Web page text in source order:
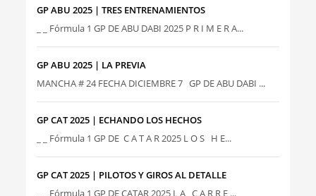
GP ABU 2025 | TRES ENTRENAMIENTOS
_ _ Fórmula 1 GP DE ABU DABI 2025 P R I M E R A...
GP ABU 2025 | LA PREVIA
MANCHA # 24 FECHA DICIEMBRE 7 GP DE ABU DABI ...
GP CAT 2025 | ECHANDO LOS HECHOS
_ _ Fórmula 1 GP DE C A T A R 2025 L O S H E...
GP CAT 2025 | PILOTOS Y GIROS AL DETALLE
_ _ Fórmula 1 GP DE CATAR 2025 L A C A R R E ...